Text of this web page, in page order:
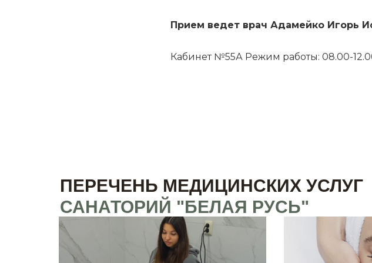
Прием ведет врач Адамейко Игорь
Кабинет №55А Режим работы: 08.00-
ПЕРЕЧЕНЬ МЕДИЦИНСКИХ УСЛУГ
САНАТОРИЙ "БЕЛАЯ РУСЬ"